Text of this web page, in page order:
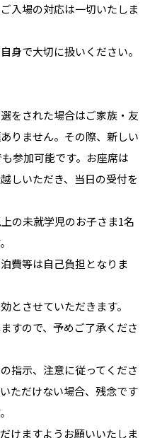
入場の対応は一切いたしま
身で大切に扱いください。
をされた場合はご家族・友
りません。その際、新しい
参加可能です。お座席は
しいただき、当日の受付を
の未就学児のお子さま1名
費等は自己負担となりま
とさせていただきます。
すので、予めご了承くださ
指示、注意に従ってくださ
ただけない場合、残念です
けますようお願いいたしま